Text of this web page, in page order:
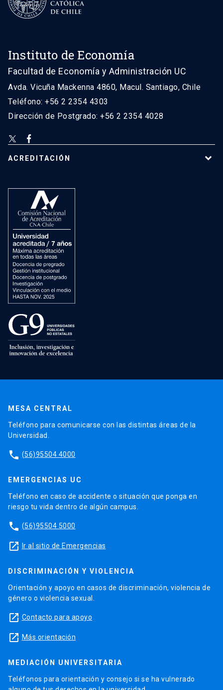
Instituto de Economía
Facultad de Economía y Administración UC
Avda. Vicuña Mackenna 4860, Macul. Santiago, Chile
Teléfono: +56 2 2354 4303
Dirección de Postgrado: +56 2 2354 4028
ACREDITACIÓN
MESA CENTRAL
Teléfono para comunicarse con las distintas áreas de la
Universidad.
phone (56)95504 4000
EMERGENCIAS UC
Teléfono en caso de accidente o situación que ponga en
riesgo tu vida dentro de algún campus.
phone (56)95504 5000
launch Ir al sitio de Emergencias
DISCRIMINACIÓN Y VIOLENCIA
Orientación y apoyo en casos de discriminación, violencia de
género o violencia sexual.
launch Contacto para apoyo
launch Más orientación
MEDIACIÓN UNIVERSITARIA
Teléfonos para orientación y consejo si se ha vulnerado